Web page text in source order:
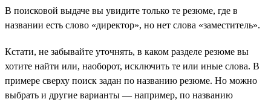
В поисковой выдаче вы увидите только те резюме, где в
названии есть слово «директор», но нет слова «заместитель».
Кстати, не забывайте уточнять, в каком разделе резюме вы
хотите найти или, наоборот, исключить те или иные слова. В
примере сверху поиск задан по названию резюме. Но можно
выбрать и другие варианты — например, по названию